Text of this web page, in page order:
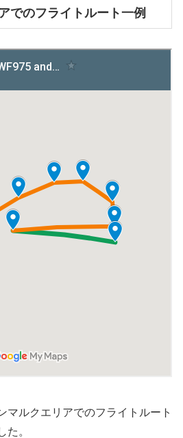
でのフライトルート一例
ルクエリアでのフライトルート
た。